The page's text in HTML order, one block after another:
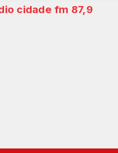
cidade fm 87,9